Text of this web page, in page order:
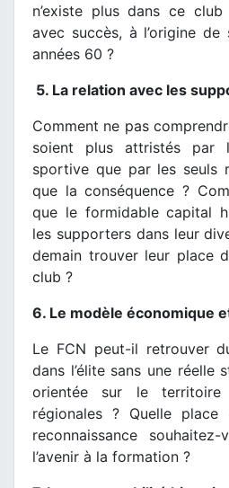
n’existe plus dans ce
avec succès, à l’origine
années 60 ?
5. La relation avec les
Comment ne pas
soient plus attristés par
sportive que par les seuls
que la conséquence ?
que le formidable capital
les supporters dans leur
demain trouver leur place
club ?
6. Le modèle économique
Le FCN peut-il retrouver
dans l’élite sans une réelle
orientée sur le
régionales ? Quelle
reconnaissance
l’avenir à la formation ?